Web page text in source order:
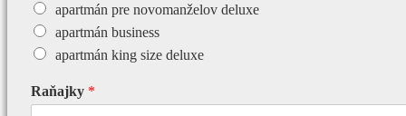
apartmán pre novomanželov deluxe
apartmán business
apartmán king size deluxe
Raňajky *